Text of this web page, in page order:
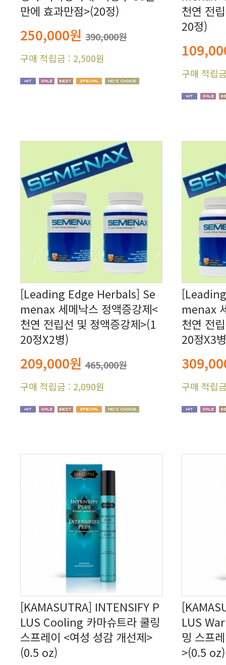
만에 효과만점>(20정)
250,000원 390,000원
구매 적립금 : 2,500원
20정)
구매 적립
20정X2병)
209,000원 465,000원
구매 적립금 : 2,090원
20정X3
구매 적립
(0.5 oz) >(0.5 oz)